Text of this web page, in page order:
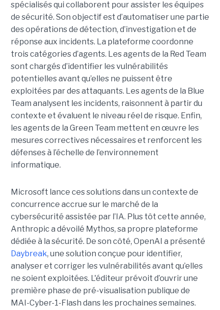
spécialisés qui collaborent pour assister les équipes
de sécurité. Son objectif est d’automatiser une partie
des opérations de détection, d’investigation et de
réponse aux incidents. La plateforme coordonne
trois catégories d’agents. Les agents de la Red Team
sont chargés d’identifier les vulnérabilités
potentielles avant qu’elles ne puissent être
exploitées par des attaquants. Les agents de la Blue
Team analysent les incidents, raisonnent à partir du
contexte et évaluent le niveau réel de risque. Enfin,
les agents de la Green Team mettent en œuvre les
mesures correctives nécessaires et renforcent les
défenses à l’échelle de l’environnement
informatique.
Microsoft lance ces solutions dans un contexte de
concurrence accrue sur le marché de la
cybersécurité assistée par l’IA. Plus tôt cette année,
Anthropic a dévoilé Mythos, sa propre plateforme
dédiée à la sécurité. De son côté, OpenAI a présenté
Daybreak, une solution conçue pour identifier,
analyser et corriger les vulnérabilités avant qu’elles
ne soient exploitées. L'éditeur prévoit d’ouvrir une
première phase de pré-visualisation publique de
MAI-Cyber-1-Flash dans les prochaines semaines.